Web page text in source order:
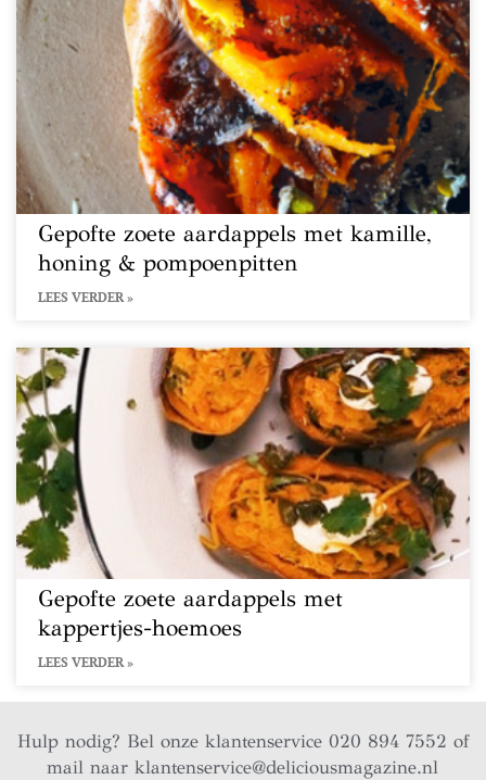
Gepofte zoete aardappels met kamille,
honing & pompoenpitten
LEES VERDER »
Gepofte zoete aardappels met
kappertjes-hoemoes
LEES VERDER »
Hulp nodig? Bel onze klantenservice 020 894 7552 of
mail naarklantenservice@deliciousmagazine.nl